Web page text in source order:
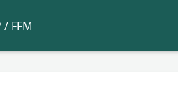
/ FFM